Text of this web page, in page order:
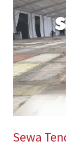
Sewa
Roder